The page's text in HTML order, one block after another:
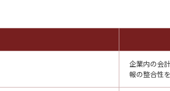
企業内の会
報の整合性